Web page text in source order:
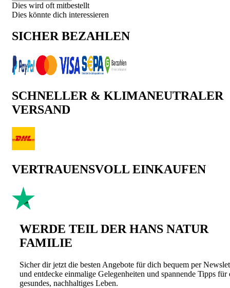
Dies wird oft mitbestellt
Dies könnte dich interessieren
SICHER BEZAHLEN
SCHNELLER & KLIMANEUTRALER
VERSAND
VERTRAUENSVOLL EINKAUFEN
WERDE TEIL DER HANS NATUR
FAMILIE
Sicher dir jetzt die besten Angebote für dich bequem per
und entdecke einmalige Gelegenheiten und spannende Tipps für
gesundes, nachhaltiges Leben.